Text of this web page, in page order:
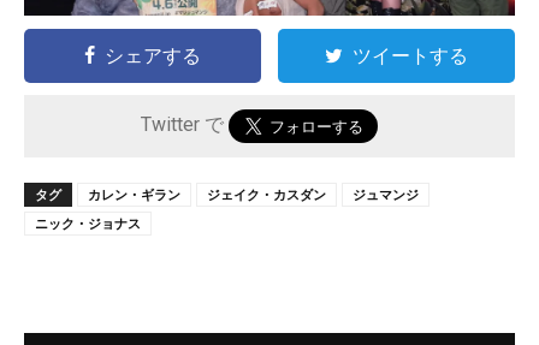
シェアする ツイートする
Twitter で
タグ カレン・ギラン ジェイク・カスダン
ジュマンジ
ニック・ジョナス